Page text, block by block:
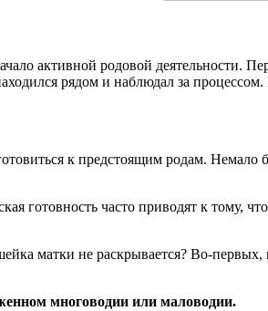
активной родовой деятельности.
рядом и наблюдал за
к предстоящим родам.
готовность часто приводят к тому,
матки не раскрывается? Во-
многоводии или маловодии.